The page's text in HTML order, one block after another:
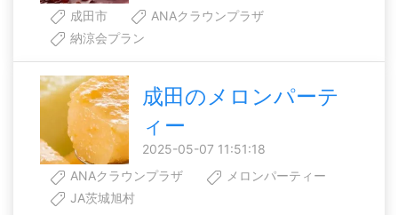
成田市
ANAクラウンプラザ
納涼会プラン
成田のメロンパーテ
ィー
2025-05-07 11:51:18
ANAクラウンプラザ
メロンパーティー
JA茨城旭村